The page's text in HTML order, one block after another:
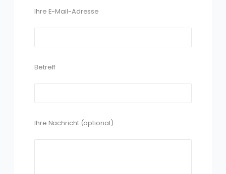
Ihre E-Mail-Adresse
Betreff
Ihre Nachricht (optional)